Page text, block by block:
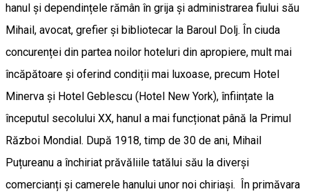
hanul și dependințele rămân în grija și administrarea fiului său
Mihail, avocat, grefier și bibliotecar la Baroul Dolj. În ciuda
concurenței din partea noilor hoteluri din apropiere, mult mai
încăpătoare și oferind condiții mai luxoase, precum Hotel
Minerva și Hotel Geblescu (Hotel New York), înființate la
începutul secolului XX, hanul a mai funcționat până la Primul
Război Mondial. După 1918, timp de 30 de ani, Mihail
Puțureanu a închiriat prăvăliile tatălui său la diverși
comercianți și camerele hanului unor noi chiriași. În primăvara